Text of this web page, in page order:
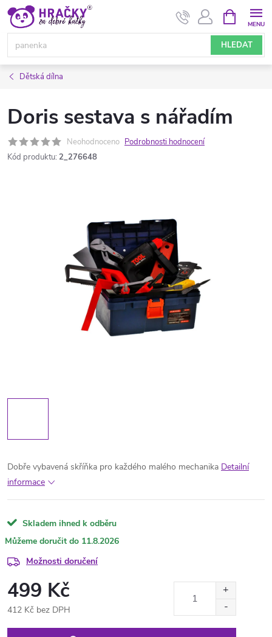
Přejít
obsah
HLEDAT
NÁKUPNÍ
KOŠÍK
Dětská dílna
Doris sestava s nářadím
Neohodnoceno Podrobnosti hodnocení
Kód produktu: 2_276648
Dobře vybavená skříňka pro každého malého mechanika Detailní
informace
Skladem ihned k odběru
11.8.2026
Možnosti doručení
499 Kč
412 Kč bez DPH